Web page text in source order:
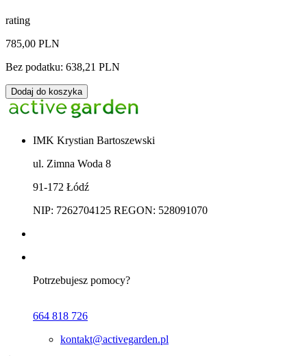
rating
785,00 PLN
Bez podatku: 638,21 PLN
Dodaj do koszyka
IMK Krystian Bartoszewski
ul. Zimna Woda 8
91-172 Łódź
NIP: 7262704125 REGON: 528091070
Potrzebujesz pomocy?
664 818 726
kontakt@activegarden.pl